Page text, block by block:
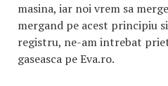
masina, iar noi vrem sa
mergand pe acest principiu
registru, ne-am intrebat
gaseasca pe Eva.ro.